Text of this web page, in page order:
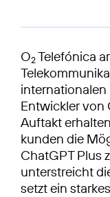
O2Telefónica
Entwickler von
Auftakt
kunden die
ChatGPT Plus
unterstreicht
setzt ein